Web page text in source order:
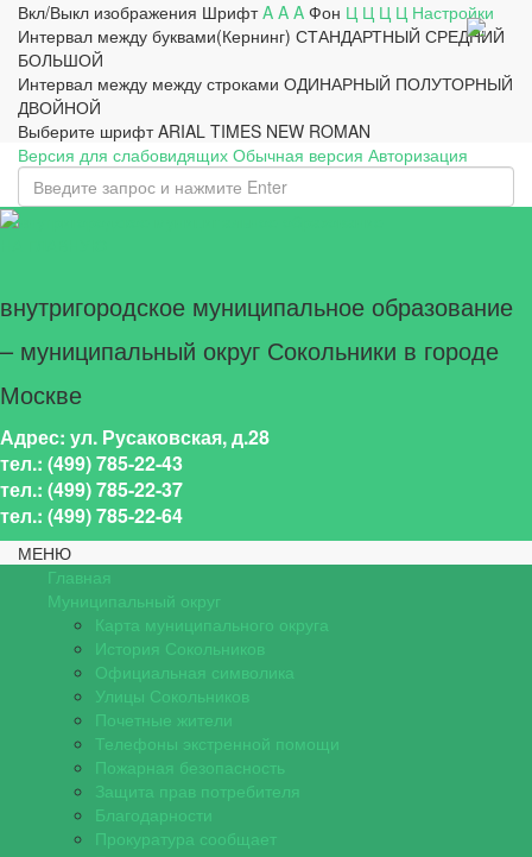
Вкл/Выкл изображения Шрифт A A A Фон Ц Ц Ц Ц Настройки
Интервал между буквами(Кернинг) СТАНДАРТНЫЙ СРЕДНИЙ
БОЛЬШОЙ
Интервал между между строками ОДИНАРНЫЙ ПОЛУТОРНЫЙ
ДВОЙНОЙ
Выберите шрифтARIAL TIMES NEW ROMAN
Версия для слабовидящих Обычная версия Авторизация
внутригородское муниципальное образование
– муниципальный округ Сокольники в городе
Москве
Адрес: ул. Русаковская, д.28
тел.: (499) 785-22-43
тел.: (499) 785-22-37
тел.: (499) 785-22-64
МЕНЮ
Главная
Муниципальный округ
Карта муниципального округа
История Сокольников
Официальная символика
Улицы Сокольников
Почетные жители
Телефоны экстренной помощи
Пожарная безопасность
Защита прав потребителя
Благодарности
Прокуратура сообщает